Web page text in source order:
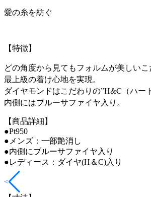
<
愛の糸を紡ぐ
【特徴】
どの角度から見てもフォルムが美しい
最上級の着け心地を実現。
ダイヤモンドはこだわりの”H&C（ハ
【商品詳細】
●Pt950
●メンズ：一部艶消し
●内側にブルーサファイヤ入り
●レディース：ダイヤ(H＆C)入り